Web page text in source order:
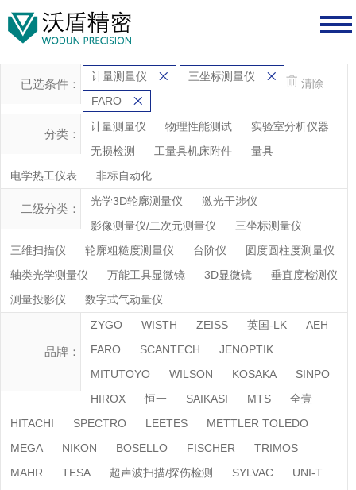
已选条件：
计量测量仪
三坐标测量仪
FARO
清除
分类：
计量测量仪 物理性能测试
实验室分析仪器
无损检测
工量具机床附件
量具
电学热工仪表
非标自动化
二级分类：
光学3D轮廓测量仪
激光干涉仪
影像测量仪/二次元测量仪
三坐标测量仪
三维扫描仪
轮廓粗糙度测量仪 台阶仪
圆度圆柱度测量仪
轴类光学测量仪
万能工具显微镜 3D显微镜
垂直度检测仪
测量投影仪
数字式气动量仪
品牌：
ZYGO WISTH ZEISS 英国-LK
AEH
FARO
SCANTECH
JENOPTIK
MITUTOYO
WILSON KOSAKA
SINPO
HIROX
恒一 SAIKASI MTS
全壹
HITACHI
SPECTRO LEETES
METTLER TOLEDO
MEGA
NIKON BOSELLO FISCHER
TRIMOS
MAHR
TESA 超声波扫描/探伤检测 SYLVAC
UNI-T